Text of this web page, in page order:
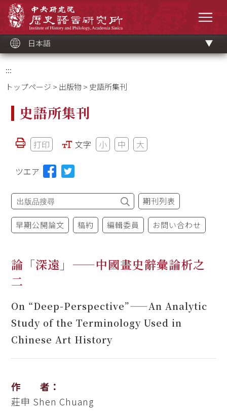
ッ
ク
日本語
:::
トップページ > 出版物 > 史語所集刊
史語所集刊
打印 文字 小 中 大
ツエア
期刊列表
早期公開論文 稿約 編輯委員 お問い合わせ
論「深遠」——中國畫史辭彙論析之
二
On “Deep-Perspective”——An Analytic
Study of the Terminology Used in
Chinese Art History
作 者：
莊申 Shen Chuang